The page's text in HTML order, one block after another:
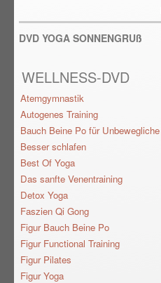
DVD YOGA SONNENGRUß
WELLNESS-DVD
Atemgymnastik
Autogenes Training
Bauch Beine Po für Unbewegliche
Besser schlafen
Best Of Yoga
Das sanfte Venentraining
Detox Yoga
Faszien Qi Gong
Figur Bauch Beine Po
Figur Functional Training
Figur Pilates
Figur Yoga